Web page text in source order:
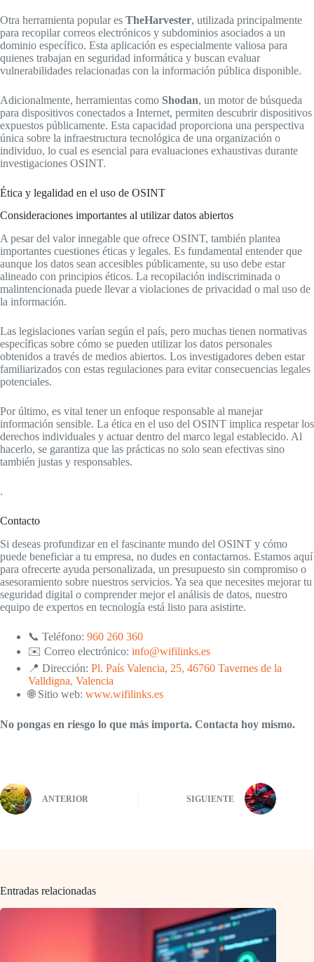
Otra herramienta popular es TheHarvester, utilizada principalmente
para recopilar correos electrónicos y subdominios asociados a un
dominio específico. Esta aplicación es especialmente valiosa para
quienes trabajan en seguridad informática y buscan evaluar
vulnerabilidades relacionadas con la información pública disponible.
Adicionalmente, herramientas como Shodan, un motor de búsqueda
para dispositivos conectados a Internet, permiten descubrir dispositivos
expuestos públicamente. Esta capacidad proporciona una perspectiva
única sobre la infraestructura tecnológica de una organización o
individuo, lo cual es esencial para evaluaciones exhaustivas durante
investigaciones OSINT.
Ética y legalidad en el uso de OSINT
Consideraciones importantes al utilizar datos abiertos
A pesar del valor innegable que ofrece OSINT, también plantea
importantes cuestiones éticas y legales. Es fundamental entender que
aunque los datos sean accesibles públicamente, su uso debe estar
alineado con principios éticos. La recopilación indiscriminada o
malintencionada puede llevar a violaciones de privacidad o mal uso de
la información.
Las legislaciones varían según el país, pero muchas tienen normativas
específicas sobre cómo se pueden utilizar los datos personales
obtenidos a través de medios abiertos. Los investigadores deben estar
familiarizados con estas regulaciones para evitar consecuencias legales
potenciales.
Por último, es vital tener un enfoque responsable al manejar
información sensible. La ética en el uso del OSINT implica respetar los
derechos individuales y actuar dentro del marco legal establecido. Al
hacerlo, se garantiza que las prácticas no solo sean efectivas sino
también justas y responsables.
.
Contacto
Si deseas profundizar en el fascinante mundo del OSINT y cómo
puede beneficiar a tu empresa, no dudes en contactarnos. Estamos aquí
para ofrecerte ayuda personalizada, un presupuesto sin compromiso o
asesoramiento sobre nuestros servicios. Ya sea que necesites mejorar tu
seguridad digital o comprender mejor el análisis de datos, nuestro
equipo de expertos en tecnología está listo para asistirte.
📞 Teléfono: 960 260 360
✉️ Correo electrónico: info@wifilinks.es
📍 Dirección: Pl. País Valencia, 25, 46760 Tavernes de la
Valldigna, Valencia
🌐 Sitio web: www.wifilinks.es
No pongas en riesgo lo que más importa. Contacta hoy mismo.
ANTERIOR SIGUIENTE
Entradas relacionadas